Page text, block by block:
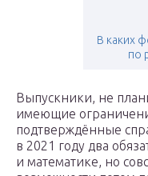
В каких
по
Выпускники, не
имеющие
подтверждённые
в 2021 году два
и математике, но